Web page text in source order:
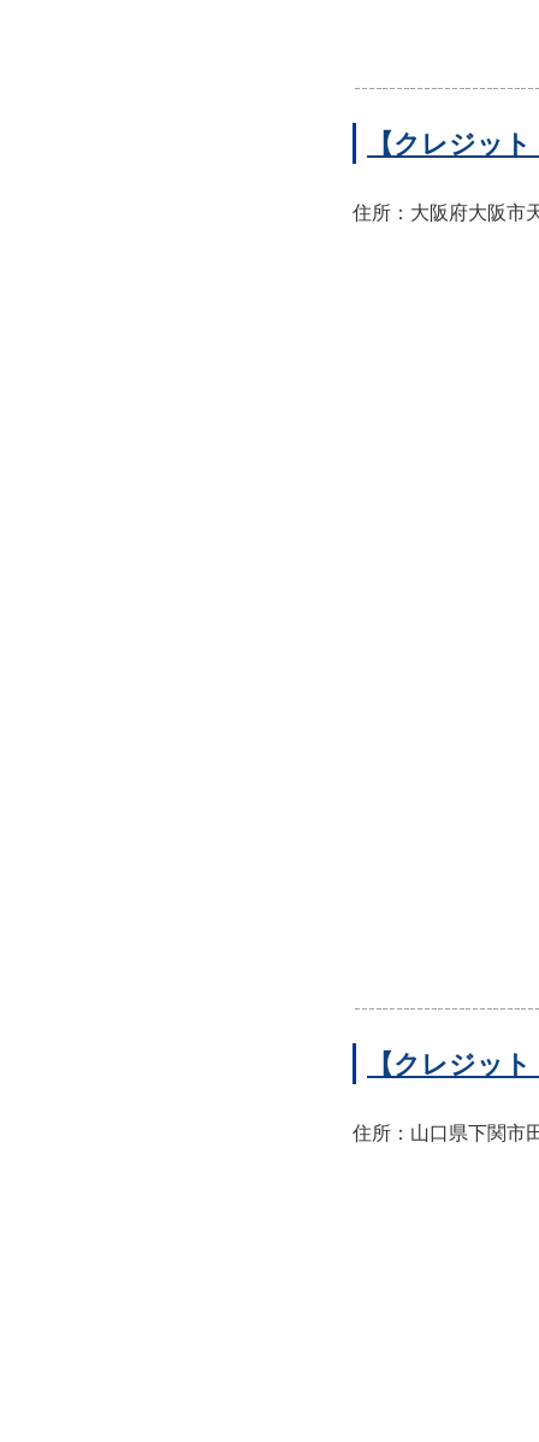
【クレジッ
住所：大阪府大阪市
【クレジッ
住所：山口県下関市